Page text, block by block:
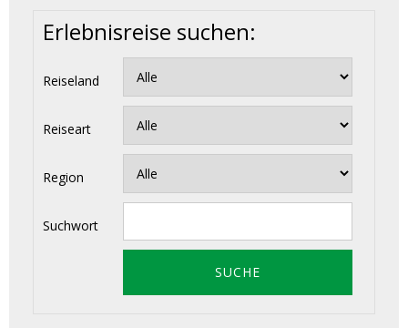
Erlebnisreise suchen:
Reiseland
Reiseart
Region
Suchwort